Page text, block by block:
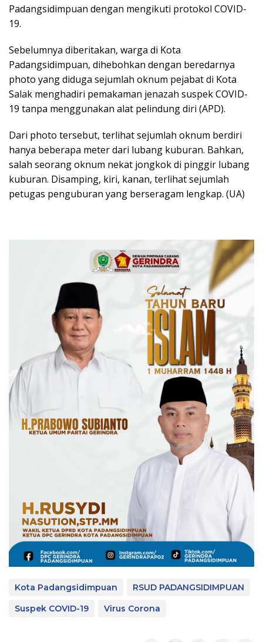
Padangsidimpuan dengan mengikuti protokol COVID-
19.
Sebelumnya diberitakan, warga di Kota
Padangsidimpuan, dihebohkan dengan beredarnya
photo yang diduga sejumlah oknum pejabat di Kota
Salak menghadiri pemakaman jenazah suspek COVID-
19 tanpa menggunakan alat pelindung diri (APD).
Dari photo tersebut, terlihat sejumlah oknum berdiri
hanya beberapa meter dari lubang kuburan. Bahkan,
salah seorang oknum nekat jongkok di pinggir lubang
kuburan. Disamping, kiri, kanan, terlihat sejumlah
petugas penguburan yang berseragam lengkap. (UA)
Kota Padangsidimpuan
RSUD PADANGSIDIMPUAN
Suspek COVID-19
Virus Corona